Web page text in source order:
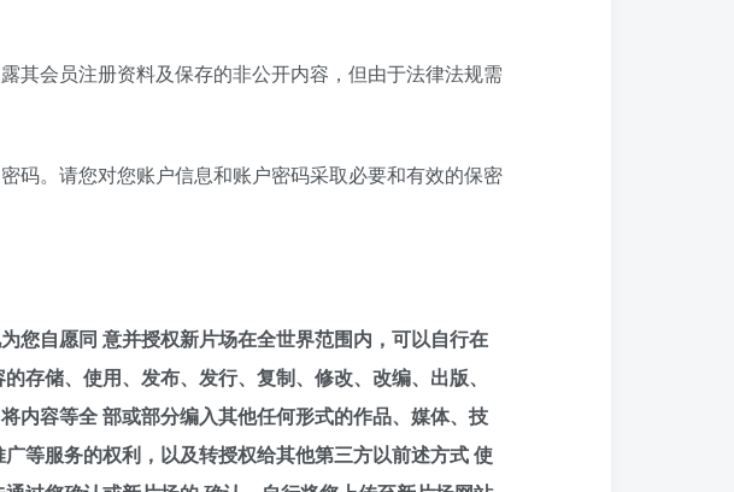
其会员注册资料及保存的非公开内容，但由于法律法规需
码。请您对您账户信息和账户密码采取必要和有效的保密
您自愿同 意并授权新片场在全世界范围内，可以自行在
存储、使用、发布、发行、复制、修改、改编、出版、
内容等全 部或部分编入其他任何形式的作品、媒体、技
等服务的权利，以及转授权给其他第三方以前述方式 使